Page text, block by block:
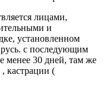
лицами,
и
установленном
с последующим
менее 30 дней, там же
кастрации (